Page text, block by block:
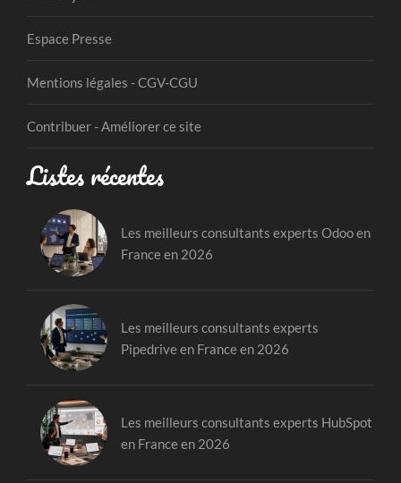
Espace Presse
Mentions légales - CGV-CGU
Contribuer - Améliorer ce site
Listes récentes
Les meilleurs consultants experts Odoo en
France en 2026
Les meilleurs consultants experts
Pipedrive en France en 2026
Les meilleurs consultants experts HubSpot
en France en 2026